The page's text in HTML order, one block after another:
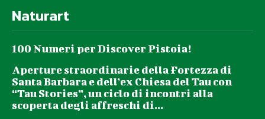
Naturart
100 Numeri per Discover Pistoia!
Aperture straordinarie della Fortezza di
Santa Barbara e dell’ex Chiesa del Tau con
“Tau Stories”, un ciclo di incontri alla
scoperta degli affreschi di...